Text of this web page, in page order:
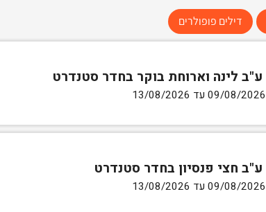
דילים פופולרים